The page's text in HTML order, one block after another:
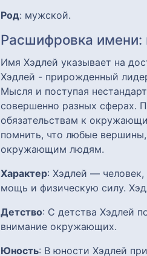
Род: мужской.
Расшифровка имени:
Имя Хэдлей указывает на
Хэдлей - прирожденный
Мысля и поступая
совершенно разных сферах.
обязательствам к
помнить, что любые вершины,
окружающим людям.
Характер: Хэдлей —
мощь и физическую силу.
Детство: С детства Хэдлей
внимание окружающих.
Юность: В юности Хэдлей